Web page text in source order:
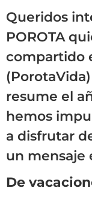
Queridos
POROTA
compartido
resume el
hemos
a disfrutar
un mensaje
De